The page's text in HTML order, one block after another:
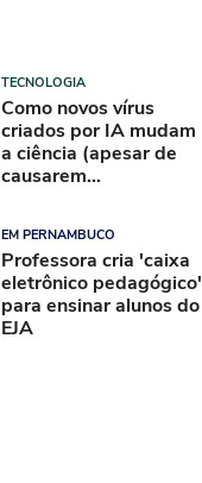
TECNOLOGIA
Como novos vírus
criados por IA mudam
a ciência (apesar de
causarem
EM PERNAMBUCO
Professora cria 'caixa
eletrônico pedagógico'
para ensinar alunos do
EJA